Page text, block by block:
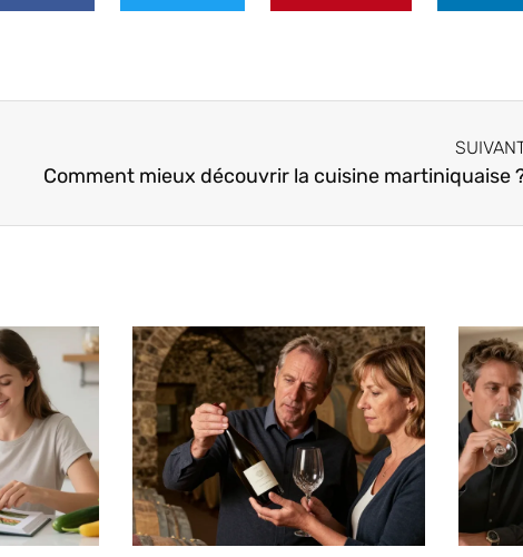
Comment mieux découvrir la cuisine martiniquaise